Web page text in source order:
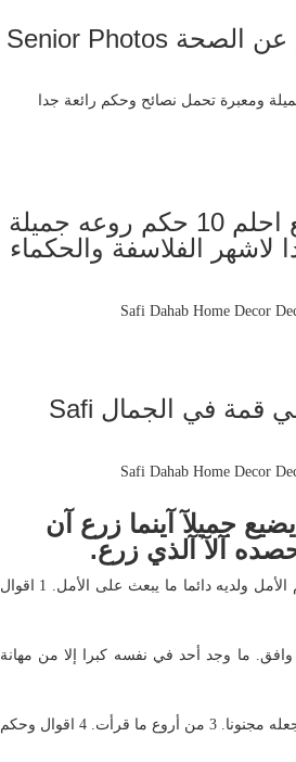
اقوال وحكم عن الصحة امثال وحكم عن الصحة Senior Photos
جمعنا لكم في هذه المقالة عبر موقع احلم 10 حكم روعه جميلة
الفلاسفة والحكماء
اقوال وحكم جميلة عن الحب الحقيقي قمة في الجمال Safi
جميلآ آينما زرع آن
آلآ آلذي زرع.
. أترف من ربيب نعمة. العقل القوي دائم الأمل ولديه دائما ما يبعث على الأمل. 1 اقوال
ما وافق. ما وجد أحد في نفسه كبرا إلا من مهانة
القراءة جعلت دونكيشوت إنسانا محترما لكن تصديقه ما قرأ جعله مجنونا. 3 من أروع ما قرأت. 4 اقوال وحكم